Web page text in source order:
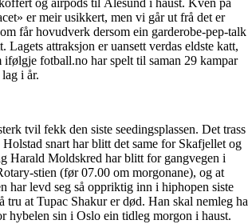
og airpods til Ålesund i haust. Kven på
er meir usikkert, men vi går ut frå det er
får hovudverk dersom ein garderobe-pep-talk
Lagets attraksjon er uansett verdas eldste katt,
fotball.no har spelt til saman 29 kampar
i år.
tvil fekk den siste seedingsplassen. Det
snart har blitt det same for Skafjellet og
Harald Moldskred har blitt for gangvegen i
stien (før 07.00 om morgonane), og at
har levd seg så oppriktig inn i hiphopen siste
tru at Tupac Shakur er død. Han skal nemleg ha
hybelen sin i Oslo ein tidleg morgon i haust.